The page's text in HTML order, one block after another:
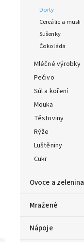
Dorty
Cereálie a müsli
Sušenky
Čokoláda
Mléčné výrobky
Pečivo
Sůl a koření
Mouka
Těstoviny
Rýže
Luštěniny
Cukr
Ovoce a zelenina
Mražené
Nápoje